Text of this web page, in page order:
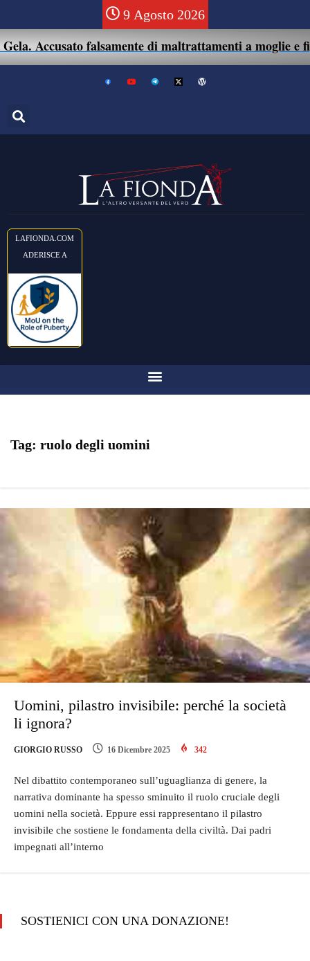
9 Agosto 2026
Accusato falsamente di maltrattamenti a moglie e
LAFIONDA.COM
ADERISCE A
Tag: ruolo degli uomini
Uomini, pilastro invisibile: perché la società
li ignora?
GIORGIO RUSSO 16 Dicembre 2025 342
Nel dibattito contemporaneo sull’uguaglianza di genere, la
narrativa dominante ha spesso sminuito il ruolo cruciale degli
uomini nella società. Eppure essi rappresentano il pilastro
invisibile che sostiene le fondamenta della civiltà. Dai padri
impegnati all’interno
SOSTIENICI CON UNA DONAZIONE!